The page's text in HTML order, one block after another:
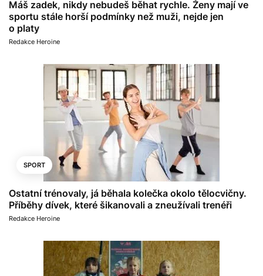
Máš zadek, nikdy nebudeš běhat rychle. Ženy mají ve
sportu stále horší podmínky než muži, nejde jen
o platy
Redakce Heroine
SPORT
Ostatní trénovaly, já běhala kolečka okolo tělocvičny.
Příběhy dívek, které šikanovali a zneužívali trenéři
Redakce Heroine